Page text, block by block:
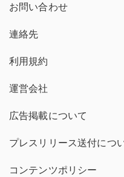
お問い合わせ
連絡先
利用規約
運営会社
広告掲載について
プレスリリース送付につ
コンテンツポリシー